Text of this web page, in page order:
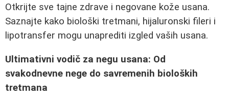
Otkrijte sve tajne zdrave i negovane kože usana.
Saznajte kako biološki tretmani, hijaluronski fileri i
lipotransfer mogu unaprediti izgled vaših usana.
Ultimativni vodič za negu usana: Od
svakodnevne nege do savremenih bioloških
tretmana